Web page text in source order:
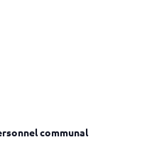
communal